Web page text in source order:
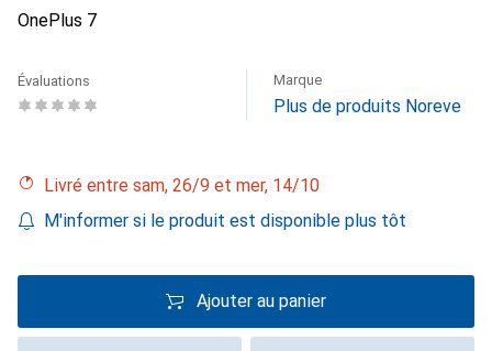
OnePlus 7
Évaluations Marque
Plus de produits Noreve
Livré entre sam, 26/9 et mer, 14/10
M'informer si le produit est disponible plus tôt
Ajouter au panier